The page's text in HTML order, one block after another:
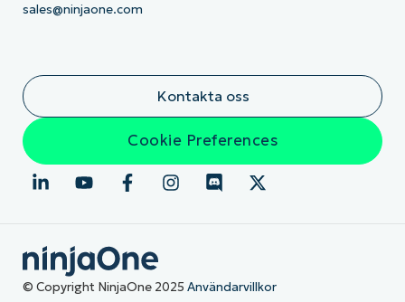
sales@ninjaone.com
Kontakta oss
Cookie Preferences
© Copyright NinjaOne 2025 Användarvillkor